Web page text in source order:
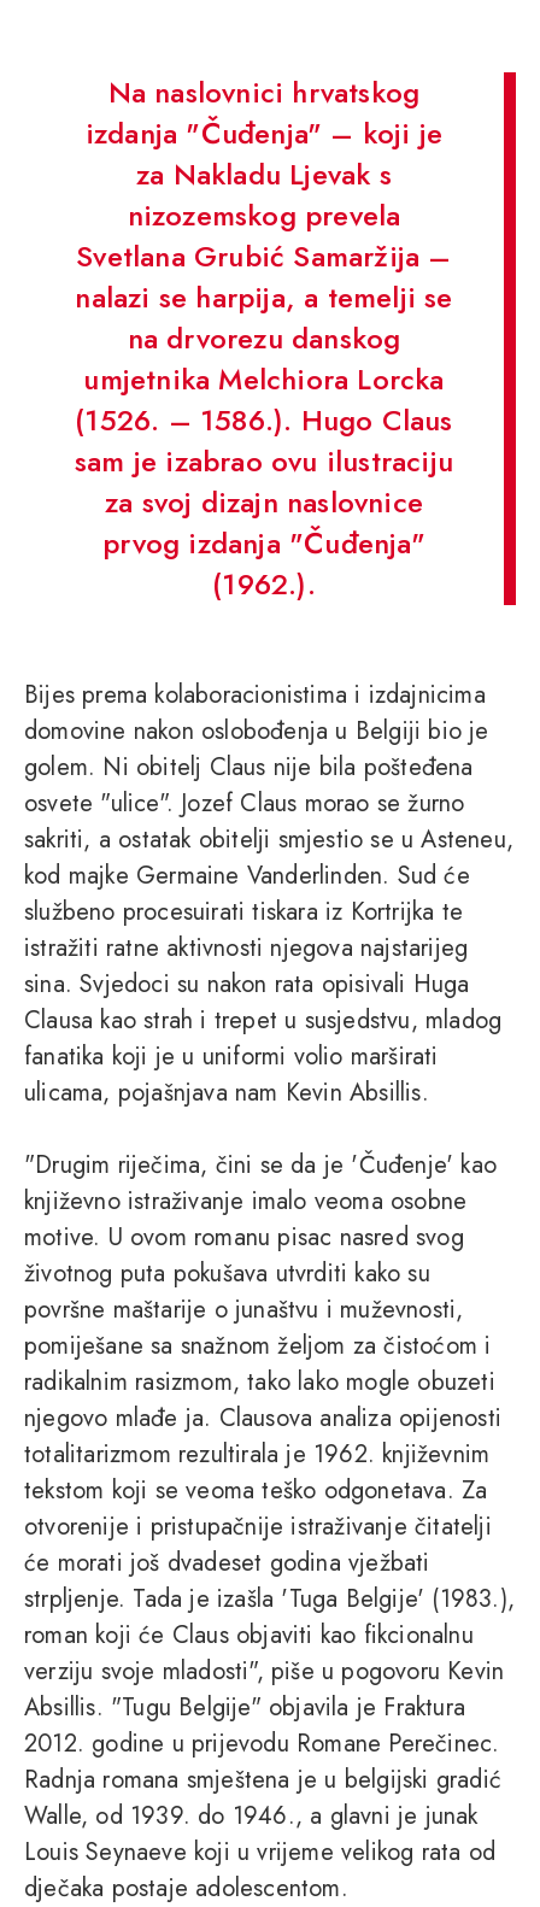
Na naslovnici hrvatskog
izdanja "Čuđenja" – koji je
za Nakladu Ljevak s
nizozemskog prevela
Svetlana Grubić Samaržija –
nalazi se harpija, a temelji se
na drvorezu danskog
umjetnika Melchiora Lorcka
(1526. – 1586.). Hugo Claus
sam je izabrao ovu ilustraciju
za svoj dizajn naslovnice
prvog izdanja "Čuđenja"
(1962.).
Bijes prema kolaboracionistima i izdajnicima
domovine nakon oslobođenja u Belgiji bio je
golem. Ni obitelj Claus nije bila pošteđena
osvete "ulice". Jozef Claus morao se žurno
sakriti, a ostatak obitelji smjestio se u Asteneu,
kod majke Germaine Vanderlinden. Sud će
službeno procesuirati tiskara iz Kortrijka te
istražiti ratne aktivnosti njegova najstarijeg
sina. Svjedoci su nakon rata opisivali Huga
Clausa kao strah i trepet u susjedstvu, mladog
fanatika koji je u uniformi volio marširati
ulicama, pojašnjava nam Kevin Absillis.
"Drugim riječima, čini se da je 'Čuđenje' kao
književno istraživanje imalo veoma osobne
motive. U ovom romanu pisac nasred svog
životnog puta pokušava utvrditi kako su
površne maštarije o junaštvu i muževnosti,
pomiješane sa snažnom željom za čistoćom i
radikalnim rasizmom, tako lako mogle obuzeti
njegovo mlađe ja. Clausova analiza opijenosti
totalitarizmom rezultirala je 1962. književnim
tekstom koji se veoma teško odgonetava. Za
otvorenije i pristupačnije istraživanje čitatelji
će morati još dvadeset godina vježbati
strpljenje. Tada je izašla 'Tuga Belgije' (1983.),
roman koji će Claus objaviti kao fikcionalnu
verziju svoje mladosti", piše u pogovoru Kevin
Absillis. "Tugu Belgije" objavila je Fraktura
2012. godine u prijevodu Romane Perečinec.
Radnja romana smještena je u belgijski gradić
Walle, od 1939. do 1946., a glavni je junak
Louis Seynaeve koji u vrijeme velikog rata od
dječaka postaje adolescentom.